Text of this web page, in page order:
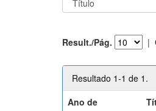
Result./Pág. |
Resultado 1-1 de 1.
Ano de